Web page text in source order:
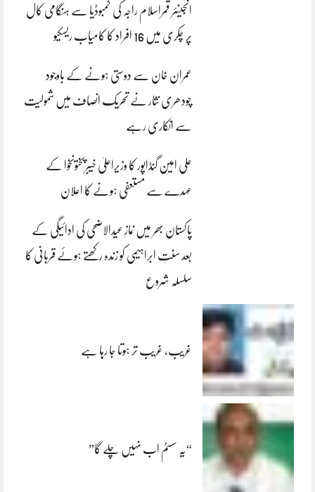
انجینئر قمراسلام راجہ کی کمبوڈیا سے ہنگامی کال
پر چکری میں 16 افراد کا کامیاب ریسکیو
عمران خان سے دوستی ہونے کے باوجود
چودھری نثار نے تحریک انصاف میں شمولیت
سے انکاری رہے
علی امین گنڈاپور کا وزیراعلیٰ خیبرپختونخوا کے
عہدے سے مستعفی ہونے کا اعلان
پاکستان بھر میں نمازِ عیدالاضحی کی ادائیگی کے
بعد سنتِ ابراہیمی کو زندہ رکھتے ہوئے قربانی کا
سلسلہ شروع
غریب، غریب تر ہوتا جا رہا ہے
“یہ سسٹم اب نہیں چلے گا”